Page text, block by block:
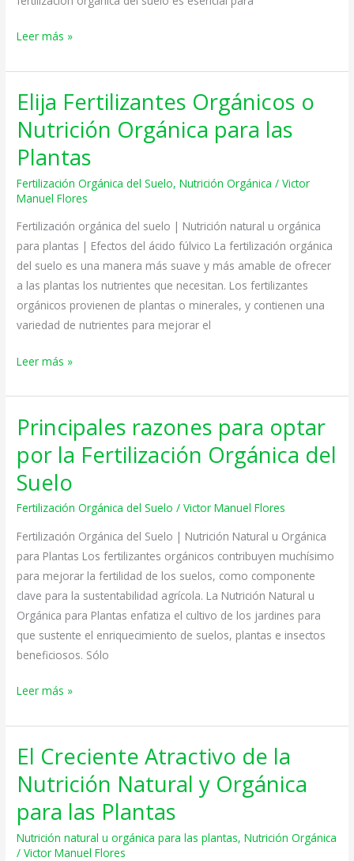
Leer más »
Elija Fertilizantes Orgánicos o
Nutrición Orgánica para las
Plantas
Fertilización Orgánica del Suelo,Nutrición Orgánica /Victor
Manuel Flores
Fertilización orgánica del suelo | Nutrición natural u orgánica
para plantas | Efectos del ácido fúlvico La fertilización orgánica
del suelo es una manera más suave y más amable de ofrecer
a las plantas los nutrientes que necesitan. Los fertilizantes
orgánicos provienen de plantas o minerales, y contienen una
variedad de nutrientes para mejorar el
Elija
Fertilizantes
Orgánicos
o
Nutrición
Orgánica
las
Plantas
Leer más »
Principales razones para optar
por la Fertilización Orgánica del
Suelo
Fertilización Orgánica del Suelo /Victor Manuel Flores
Fertilización Orgánica del Suelo | Nutrición Natural u Orgánica
para Plantas Los fertilizantes orgánicos contribuyen muchísimo
para mejorar la fertilidad de los suelos, como componente
clave para la sustentabilidad agrícola. La Nutrición Natural u
Orgánica para Plantas enfatiza el cultivo de los jardines para
que sustente el enriquecimiento de suelos, plantas e insectos
beneficiosos. Sólo
Principales
para
optar
por
Fertilización
Orgánica
del
Suelo
Leer más »
El Creciente Atractivo de la
Nutrición Natural y Orgánica
para las Plantas
Nutrición natural u orgánica para las plantas,Nutrición Orgánica
/Victor Manuel Flores
El
Atractivo
de
la
Nutrición